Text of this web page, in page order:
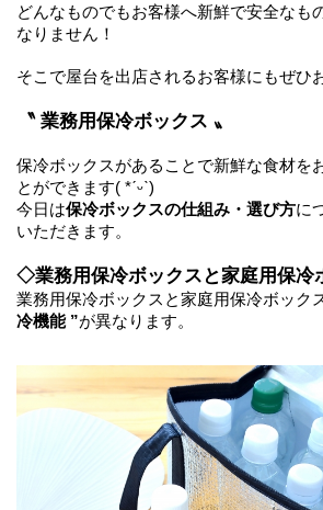
どんなものでもお客様へ新鮮で安全なも
なりません！
そこで屋台を出店されるお客様にもぜひ
〝 業務用保冷ボックス 〟
保冷ボックスがあることで新鮮な食材を
とができます( *ˊᵕˋ)
今日は保冷ボックスの仕組み・選び方に
いただきます。
◇業務用保冷ボックスと家庭用保冷
業務用保冷ボックスと家庭用保冷ボック
冷機能 ”が異なります。